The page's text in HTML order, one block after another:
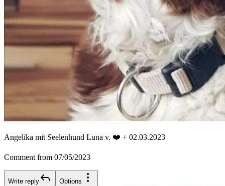
Angelika mit Seelenhund Luna v. ❤️ + 02.03.2023
Comment from 07/05/2023
Write reply Options